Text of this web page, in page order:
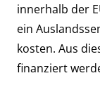
innerhalb der
ein
kosten. Aus
finanziert